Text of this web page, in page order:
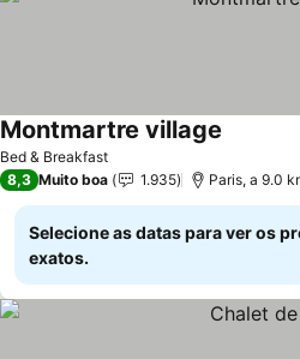
Bed & Breakfast
Montmartre village
8,3 Muito boa 1.935 Paris, a 9.0
Selecione as datas para ver os
exatos.